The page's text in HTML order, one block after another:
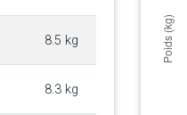
8.5 kg
8.3 kg